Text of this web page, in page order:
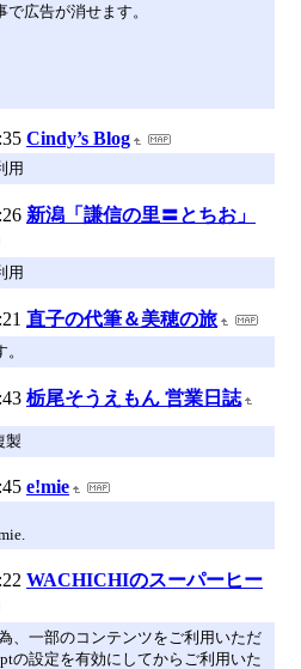
広告が消せます。
Cindy’s Blog
用
新潟「謙信の里〓とちお」
用
直子の代筆＆美穂の旅
栃尾そうえもん 営業日誌
製
e!mie
WACHICHIのスーパーヒー
、一部のコンテンツをご利用いただ
の設定を有効にしてからご利用いた